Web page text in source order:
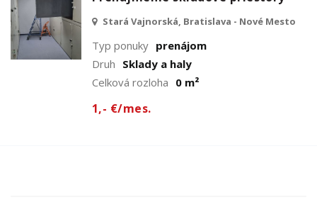
Stará Vajnorská, Bratislava - Nové Mesto
Typ ponuky prenájom
Druh Sklady a haly
Celková rozloha 0 m²
1,- €/mes.